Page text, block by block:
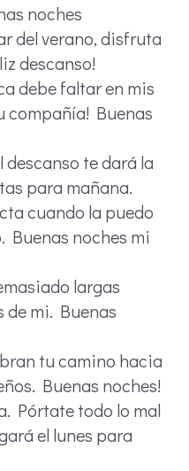
noches
del verano, disfruta
descanso!
debe faltar en mis
compañía! Buenas
descanso te dará la
para mañana.
cuando la puedo
Buenas noches mi
largas
de mi. Buenas
tu camino hacia
Buenas noches!
Pórtate todo lo mal
el lunes para